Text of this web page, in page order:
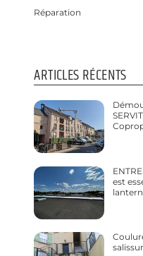
Réparation
ARTICLES RÉCENTS
est